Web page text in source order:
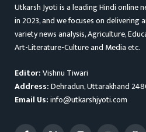
Utkarsh Jyoti is a leading Hindi online
in 2023, and we focuses on delivering
variety news analysis, Agriculture,
Art-Literature-Culture and Media etc.
Editor:Vishnu Tiwari
Address:Dehradun, Uttarakhand
Email Us:info@utkarshjyoti.com